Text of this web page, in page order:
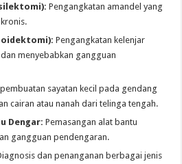
Pengangkatan amandel yang
Pengangkatan kelenjar
menyebabkan gangguan
sayatan kecil pada gendang
cairan atau nanah dari telinga tengah.
Dengar: Pemasangan alat bantu
gangguan pendengaran.
dan penanganan berbagai jenis